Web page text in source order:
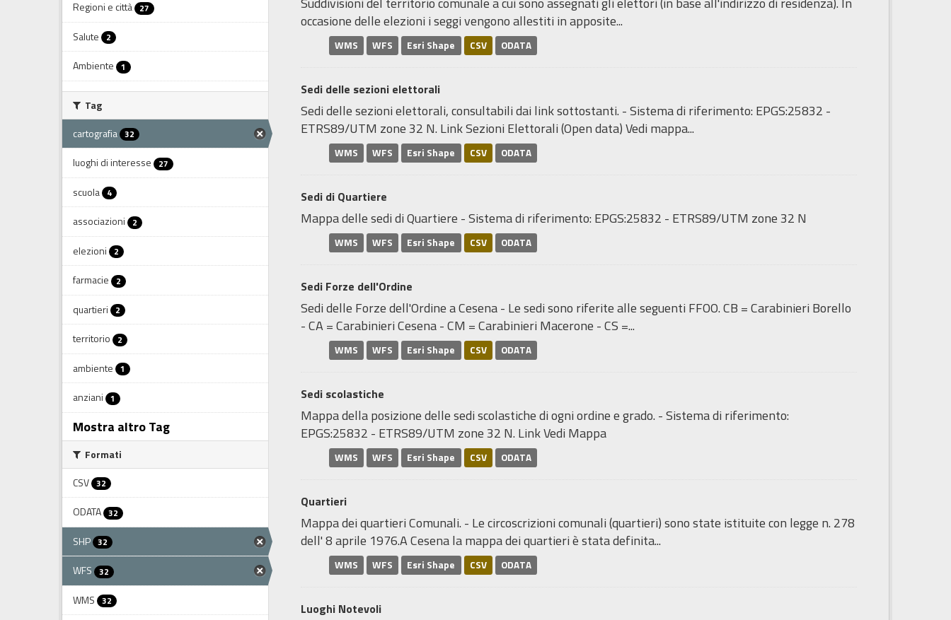
Regioni e città 27
Salute 2
Ambiente 1
Tag
cartografia 32
luoghi di interesse 27
scuola 4
associazioni 2
elezioni 2
farmacie 2
quartieri 2
territorio 2
ambiente 1
anziani 1
Mostra altro Tag
Formati
CSV 32
ODATA 32
SHP 32
WFS 32
WMS 32
occasione delle elezioni i seggi vengono allestiti in apposite...
WMS WFS Esri Shape CSV ODATA
Sedi delle sezioni elettorali
Sedi delle sezioni elettorali, consultabili dai link sottostanti. - Sistema di riferimento: EPGS:25832 -
ETRS89/UTM zone 32 N. Link Sezioni Elettorali (Open data) Vedi mappa...
WMS WFS Esri Shape CSV ODATA
Sedi di Quartiere
Mappa delle sedi di Quartiere - Sistema di riferimento: EPGS:25832 - ETRS89/UTM zone 32 N
WMS WFS Esri Shape CSV ODATA
Sedi Forze dell'Ordine
Sedi delle Forze dell'Ordine a Cesena - Le sedi sono riferite alle seguenti FFOO. CB = Carabinieri Borello
- CA = Carabinieri Cesena - CM = Carabinieri Macerone - CS =...
WMS WFS Esri Shape CSV ODATA
Sedi scolastiche
Mappa della posizione delle sedi scolastiche di ogni ordine e grado. - Sistema di riferimento:
EPGS:25832 - ETRS89/UTM zone 32 N. Link Vedi Mappa
WMS WFS Esri Shape CSV ODATA
Quartieri
Mappa dei quartieri Comunali. - Le circoscrizioni comunali (quartieri) sono state istituite con legge n. 278
dell' 8 aprile 1976.A Cesena la mappa dei quartieri è stata definita...
WMS WFS Esri Shape CSV ODATA
Luoghi Notevoli